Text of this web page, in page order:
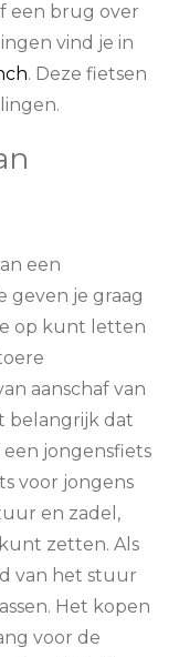
een brug over
vind je in
. Deze fietsen
een
geven je graag
op kunt letten
aanschaf van
belangrijk dat
een jongensfiets
voor jongens
en zadel,
zetten. Als
van het stuur
Het kopen
voor de